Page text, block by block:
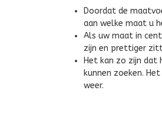
Doordat de
aan welke maat u
Als uw maat in
zijn en prettiger
Het kan zo zijn dat
kunnen zoeken.
weer.